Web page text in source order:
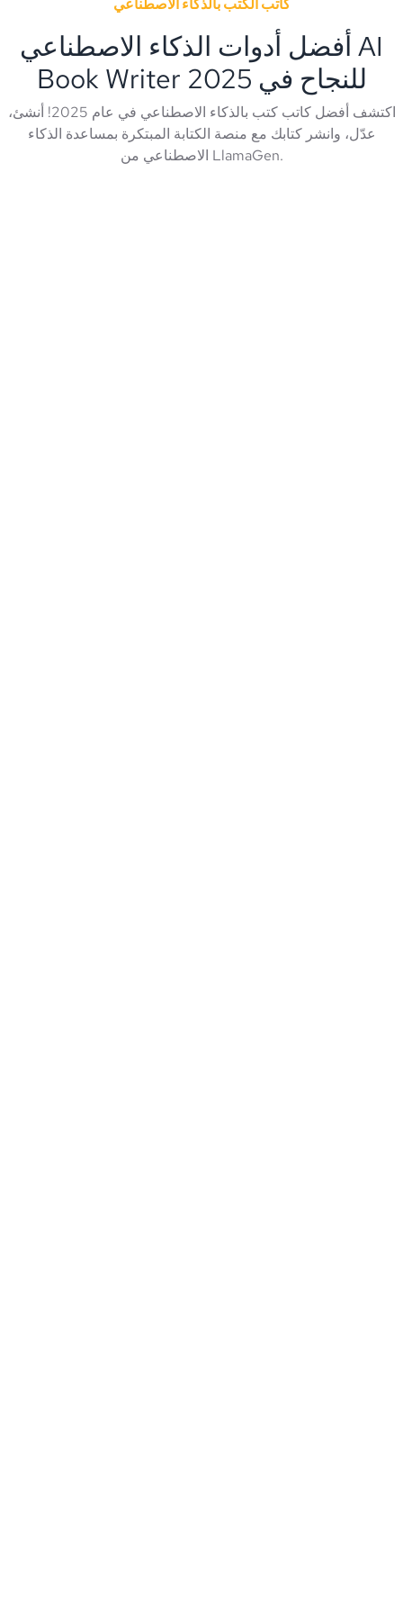
كاتب الكتب بالذكاء الاصطناعي
أفضل أدوات الذكاء الاصطناعي AI
Book Writer للنجاح في 2025
اكتشف أفضل كاتب كتب بالذكاء الاصطناعي في عام 2025! أنشئ،
عدّل، وانشر كتابك مع منصة الكتابة المبتكرة بمساعدة الذكاء
الاصطناعي من LlamaGen.